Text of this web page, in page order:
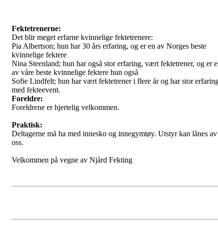
Fektetrenerne:
Det blir meget erfarne kvinnelige fektetrenere:
Pia Albertson; hun har 30 års erfaring, og er en av Norges beste
kvinnelige fektere
Nina Steenland; hun har også stor erfaring, vært fektetrener, og er
av våre beste kvinnelige fektere hun også
Sofie Lindfelt; hun har vært fektetrener i flere år og har stor
med fekteevent.
Foreldre:
Foreldrene er hjertelig velkommen.
Praktisk:
Deltagerne må ha med innesko og innegymtøy. Utstyr kan lånes av
oss.
Velkommen på vegne av Njård Fekting